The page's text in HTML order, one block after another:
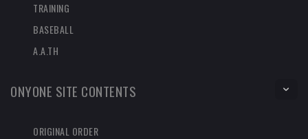
TRAINING
BASEBALL
A.A.TH
ONYONE SITE CONTENTS
ORIGINAL ORDER